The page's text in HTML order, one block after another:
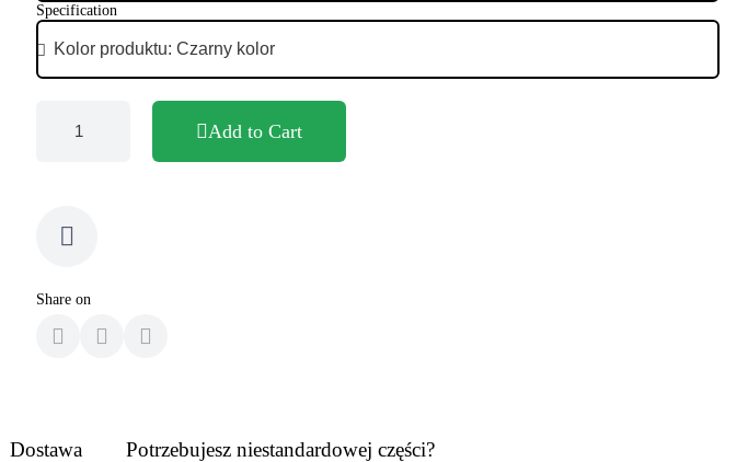
Specification
Add to Cart
Share on
Dostawa Potrzebujesz niestandardowej części?